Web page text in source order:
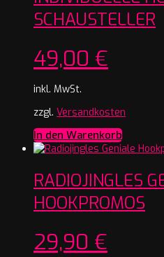
SCHAUSTELLER
49,00 €
inkl. MwSt.
zzgl. Versandkosten
In den Warenkorb
RADIOJINGLES
HOOKPROMOS
29,90 €